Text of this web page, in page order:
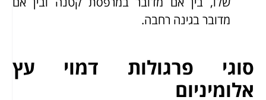
מדובר בגינה רחבה.
סוגי פרגולות דמוי עץ
אלומיניום